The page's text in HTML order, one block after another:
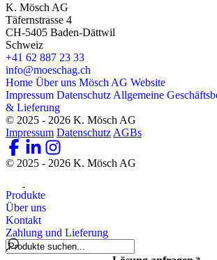
K. Mösch AG
Täfernstrasse 4
CH-5405 Baden-Dättwil
Schweiz
+41 62 887 23 33
info@moeschag.ch
Home Über uns Mösch AG Website
Impressum Datenschutz Allgemeine
& Lieferung
© 2025 - 2026 K. Mösch AG
Impressum Datenschutz AGBs
© 2025 - 2026 K. Mösch AG
Produkte
Über uns
Kontakt
Zahlung und Lieferung